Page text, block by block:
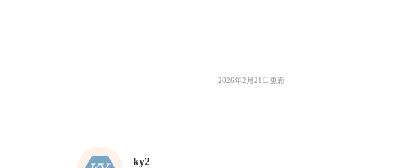
2026年2月21日更新
ky2